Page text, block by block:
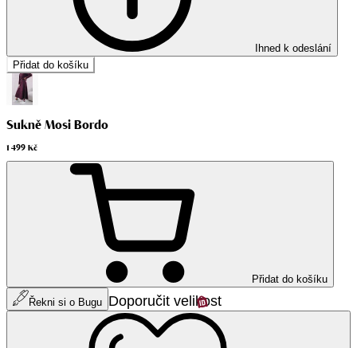
Ihned k odeslání
Přidat do košíku
Sukně Mosi Bordo
1 499 Kč
Přidat do košíku
Řekni si o Bugu Doporučit velikost